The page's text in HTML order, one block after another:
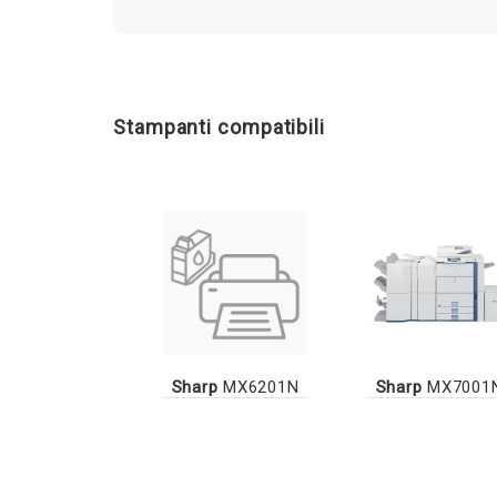
Stampanti compatibili
Sharp MX6201N Sharp